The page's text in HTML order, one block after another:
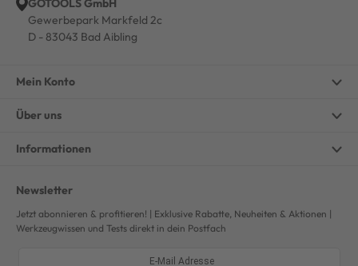
GOTOOLS GmbH
Gewerbepark Markfeld 2c
D - 83043 Bad Aibling
Mein Konto
Über uns
Informationen
Newsletter
Jetzt abonnieren & profitieren! | Exklusive Rabatte, Neuheiten & Aktionen |
Werkzeugwissen und Tests direkt in dein Postfach